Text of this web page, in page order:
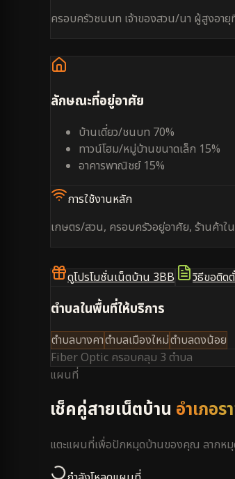
ครอบครัวชนบท เจ้าของสวน/นา ผู้สูงอายุ
ลักษณะที่อยู่อาศัย
บ้านเดี่ยว/ชนบท 70%
ทาวน์โฮม/หมู่บ้านขนาดเล็ก 15%
อาคารพาณิชย์ 15%
การใช้งานหลัก
เกษตร/สวน, ครอบครัวอยู่อาศัย, ร้านค้าใ
ดูโปรโมชั่นเน็ตบ้าน 3BB วิธีขอติด
ตำบลในพื้นที่ให้บริการ
ตำบลบางคาตำบลเมืองใหม่ตำบลดงน้อย
Fiber Optic ครอบคลุม 3 ตำบล
แผนที่
เช็คคู่สายเน็ตบ้าน อำเภอร
แตะแผนที่เพื่อปักหมุดบ้านของคุณ ลากห